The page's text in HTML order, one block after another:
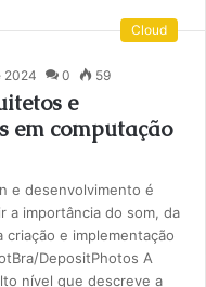
Cloud
2024 0 59
e
em computação
e desenvolvimento é
a importância do som, da
e implementação
DepositPhotos A
nível que descreve a